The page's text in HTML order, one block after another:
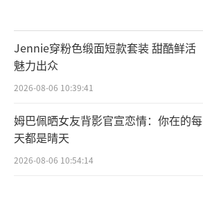
Jennie穿粉色缎面短款套装 甜酷鲜活
魅力出众
2026-08-06 10:39:41
姆巴佩晒女友背影官宣恋情：你在的每
天都是晴天
2026-08-06 10:54:14